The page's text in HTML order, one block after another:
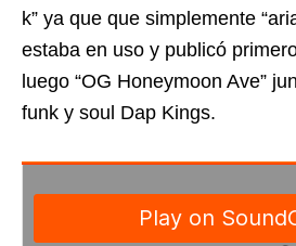
k” ya que que simplemente
estaba en uso y publicó
luego “OG Honeymoon Ave”
funk y soul Dap Kings.